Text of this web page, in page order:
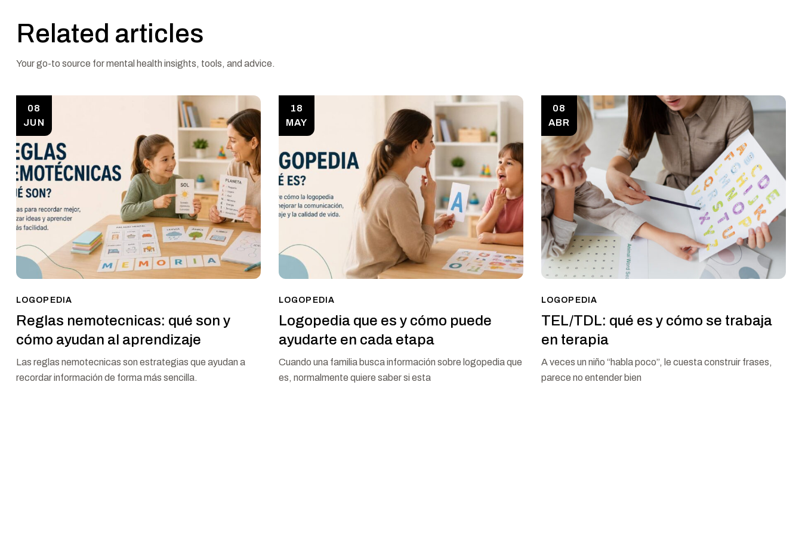
Related articles
Your go-to source for mental health insights, tools, and advice.
08
JUN
LOGOPEDIA
Reglas nemotecnicas: qué son y
cómo ayudan al aprendizaje
Las reglas nemotecnicas son estrategias que ayudan a
recordar información de forma más sencilla.
18
MAY
LOGOPEDIA
Logopedia que es y cómo puede
ayudarte en cada etapa
Cuando una familia busca información sobre logopedia que
es, normalmente quiere saber si esta
08
ABR
LOGOPEDIA
TEL/TDL: qué es y cómo se trabaja
en terapia
A veces un niño “habla poco”, le cuesta construir frases,
parece no entender bien